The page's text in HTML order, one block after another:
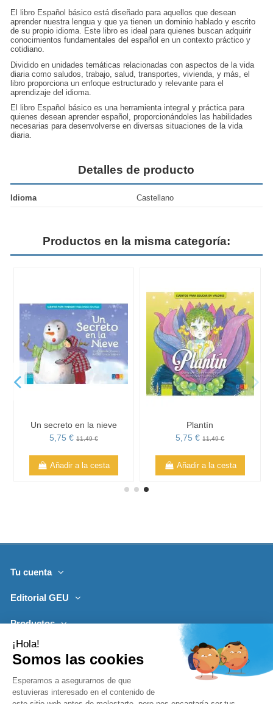
El libro Español básico está diseñado para aquellos que desean
aprender nuestra lengua y que ya tienen un dominio hablado y escrito
de su propio idioma. Este libro es ideal para quienes buscan adquirir
conocimientos fundamentales del español en un contexto práctico y
cotidiano.
Dividido enunidades temáticas relacionadas con aspectos de la vida
diaria como saludos, trabajo, salud, transportes, vivienda, y más, el
libro proporciona un enfoque estructurado y relevante para el
aprendizaje del idioma
El libro Español básico es una herramienta integral y práctica para
quienes desean aprender español, proporcionándoles las habilidades
necesarias para desenvolverse en diversas situaciones de la vida
diaria.
Detalles de producto
Idioma Castellano
Productos en la misma categoría:
Un secreto en la nieve
5,75 € 11,49 €
Añadir a la cesta
Plantín
5,75 €11,49 €
Añadir a la cesta
Tu cuenta
Editorial GEU
Productos
Lo más leído
Síguenos